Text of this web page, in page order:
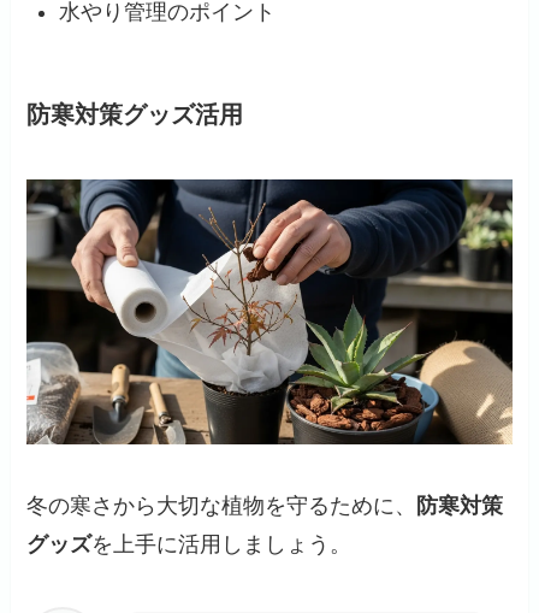
水やり管理のポイント
防寒対策グッズ活用
冬の寒さから大切な植物を守るために、
防寒対策
グッズを上手に活用しましょう。